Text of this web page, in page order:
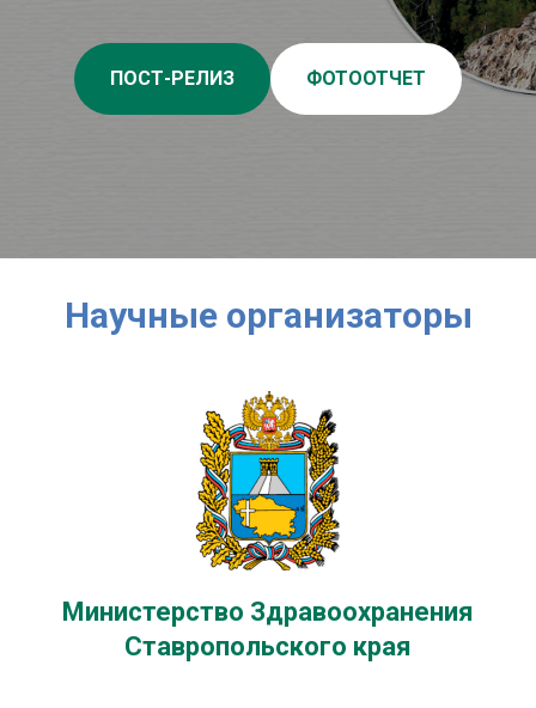
ПОСТ-РЕЛИЗ ФОТООТЧЕТ
Научные организаторы
Министерство Здравоохранения
Ставропольского края